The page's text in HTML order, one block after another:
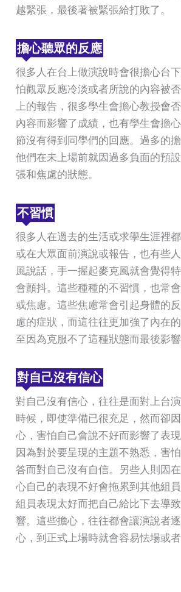
越緊張，最後著被緊張給打敗了。
擔心聽眾的反應
很多人在台上做演說時會很擔心台
怕觀眾反應冷淡或者所說的內容被
上的報告，很多學生會擔心教授會
內容而影響了成績，也有學生會擔
節沒有得到同學們的回應。過多的
他們在未上場前就因過多負面的預
張和焦慮的狀態。
不習慣
很多人在過去的生活或求學生涯裡
或在大眾面前演說或報告，也有些
風說話，手一握起麥克風就會覺得
會顫抖。這些種種的不習慣，也常
或焦慮。這些焦慮常會引起身體的
慮的症狀，而這往往更加強了內在
至因為克服不了這種狀態而最後影響
對自己沒有信心
對自己沒有信心，往往是面對上台
時候，即使準備已很充足，然而卻
心，害怕自己會說不好而影響了表
因為對於要呈現的主題不熟悉，害
答而對自己沒有自信。另些人則因
心自己的表現不好會拖累到其他組
組員表現太好而把自己給比下去導
響。這些擔心，往往都會讓演說者
心，到正式上場時就會容易怯場或者